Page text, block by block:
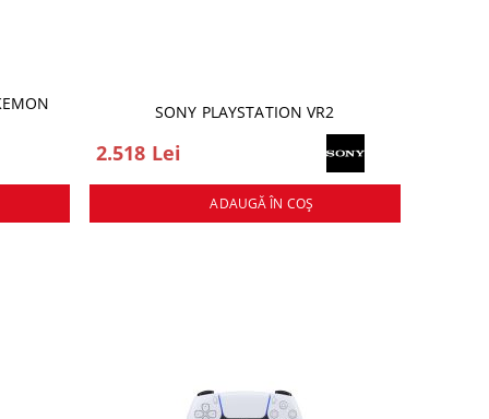
SONY PLAYSTATION VR2
2.518 Lei
ADAUGĂ ÎN COŞ